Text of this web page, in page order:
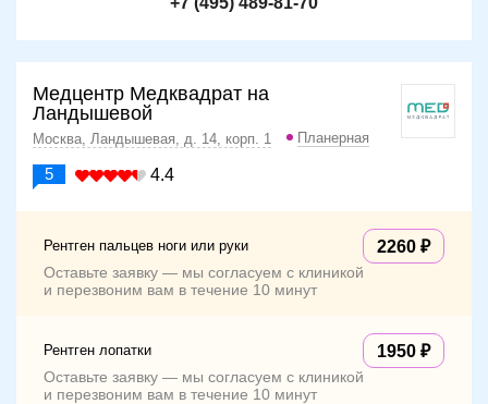
Медцентр Медквадрат на
Ландышевой
Москва, Ландышевая, д. 14, корп. 1 Планерная
5 4.4
Рентген пальцев ноги или руки 2260
Оставьте заявку — мы согласуем с клиникой
и перезвоним вам в течение 10 минут
Рентген лопатки 1950
Оставьте заявку — мы согласуем с клиникой
и перезвоним вам в течение 10 минут